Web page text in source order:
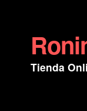
Ir
a
la
Ir
al
contenido
Tienda